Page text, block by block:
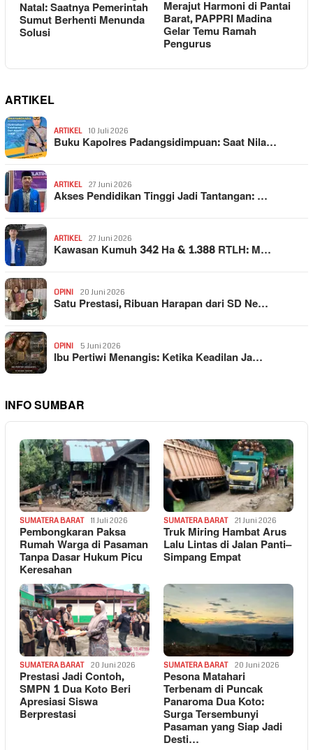
Natal: Saatnya Pemerintah
Sumut Berhenti Menunda
Solusi
Merajut Harmoni di Pantai
Barat, PAPPRI Madina
Gelar Temu Ramah
Pengurus
ARTIKEL
ARTIKEL 10 Juli 2026
Buku Kapolres Padangsidimpuan: Saat Nila…
ARTIKEL 27 Juni 2026
Akses Pendidikan Tinggi Jadi Tantangan: …
ARTIKEL 27 Juni 2026
Kawasan Kumuh 342 Ha & 1.388 RTLH: M…
OPINI 20 Juni 2026
Satu Prestasi, Ribuan Harapan dari SD Ne…
OPINI 5 Juni 2026
Ibu Pertiwi Menangis: Ketika Keadilan Ja…
INFO SUMBAR
SUMATERA BARAT 11 Juli 2026
Pembongkaran Paksa
Rumah Warga di Pasaman
Tanpa Dasar Hukum Picu
Keresahan
SUMATERA BARAT 21 Juni 2026
Truk Miring Hambat Arus
Lalu Lintas di Jalan Panti–
Simpang Empat
SUMATERA BARAT 20 Juni 2026
Prestasi Jadi Contoh,
SMPN 1 Dua Koto Beri
Apresiasi Siswa
Berprestasi
SUMATERA BARAT 20 Juni 2026
Pesona Matahari
Terbenam di Puncak
Panaroma Dua Koto:
Surga Tersembunyi
Pasaman yang Siap Jadi
Desti…